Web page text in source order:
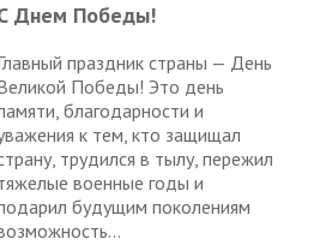
Днем Победы!
праздник страны — День
Победы! Это день
благодарности и
к тем, кто защищал
трудился в тылу, пережил
военные годы и
будущим поколениям